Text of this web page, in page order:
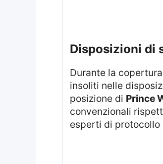
disposizioni
Durante la copertura del funerale di Papa Francesco, svoltosi nella basilica di San Pietro, sono stati osservati dettagli
insoliti nelle
posizione di Prince
convenzionali
esperti di